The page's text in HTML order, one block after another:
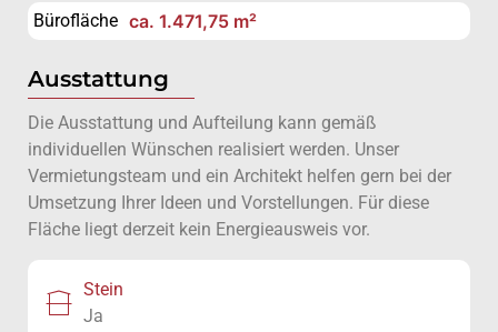
Bürofläche ca. 1.471,75 m²
Ausstattung
Die Ausstattung und Aufteilung kann gemäß
individuellen Wünschen realisiert werden. Unser
Vermietungsteam und ein Architekt helfen gern bei der
Umsetzung Ihrer Ideen und Vorstellungen. Für diese
Fläche liegt derzeit kein Energieausweis vor.
Stein
Ja